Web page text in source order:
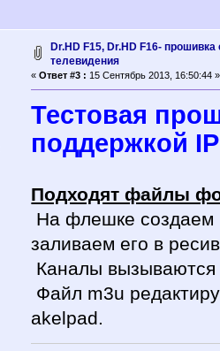
Dr.HD F15, Dr.HD F16-
телевидения
«Ответ #3 : 15 Сентябрь 2013, 16:50:44 »
Тестовая
поддержкой
Подходят файлы
На флешке создаем
заливаем его в
Каналы
Файл m3u
akelpad.